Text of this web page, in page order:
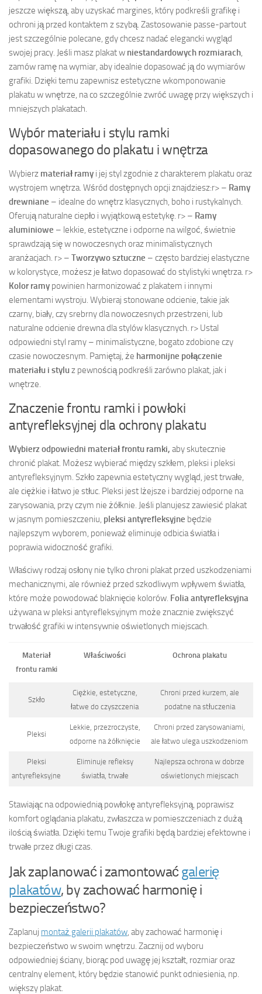
jeszcze większą, aby uzyskać margines, który podkreśli grafikę i
ochroni ją przed kontaktem z szybą. Zastosowanie passe-partout
jest szczególnie polecane, gdy chcesz nadać elegancki wygląd
swojej pracy. Jeśli masz plakat w niestandardowych rozmiarach
zamów ramę na wymiar, aby idealnie dopasować ją do wymiarów
grafiki. Dzięki temu zapewnisz estetyczne wkomponowanie
plakatu w wnętrze, na co szczególnie zwróć uwagę przy większych i
mniejszych plakatach.
Wybór materiału i stylu ramki
dopasowanego do plakatu i wnętrza
Wybierz materiał ramy i jej styl zgodnie z charakterem plakatu oraz
wystrojem wnętrza. Wśród dostępnych opcji znajdziesz:r> – Ramy
drewniane – idealne do wnętrz klasycznych, boho i rustykalnych.
Oferują naturalne ciepło i wyjątkową estetykę. r> – Ramy
aluminiowe – lekkie, estetyczne i odporne na wilgoć, świetnie
sprawdzają się w nowoczesnych oraz minimalistycznych
aranżacjach. r> – Tworzywo sztuczne – często bardziej elastyczne
w kolorystyce, możesz je łatwo dopasować do stylistyki wnętrza. r>
Kolor ramy powinien harmonizować z plakatem i innymi
elementami wystroju. Wybieraj stonowane odcienie, takie jak
czarny, biały, czy srebrny dla nowoczesnych przestrzeni, lub
naturalne odcienie drewna dla stylów klasycznych. r> Ustal
odpowiedni styl ramy – minimalistyczne, bogato zdobione czy
czasie nowoczesnym. Pamiętaj, że harmonijne połączenie
materiału i styluz pewnością podkreśli zarówno plakat, jak i
wnętrze.
Znaczenie frontu ramki i powłoki
antyrefleksyjnej dla ochrony plakatu
Wybierz odpowiedni materiał frontu ramki, aby skutecznie
chronić plakat. Możesz wybierać między szkłem, pleksi i pleksi
antyrefleksyjnym. Szkło zapewnia estetyczny wygląd, jest trwałe,
ale ciężkie i łatwo je stłuc. Pleksi jest lżejsze i bardziej odporne na
zarysowania, przy czym nie żółknie. Jeśli planujesz zawiesić plakat
w jasnym pomieszczeniu, pleksi antyrefleksyjne będzie
najlepszym wyborem, ponieważ eliminuje odbicia światła i
poprawia widoczność grafiki.
Właściwy rodzaj osłony nie tylko chroni plakat przed uszkodzeniami
mechanicznymi, ale również przed szkodliwym wpływem światła,
które może powodować blaknięcie kolorów. Folia antyrefleksyjna
używana w pleksi antyrefleksyjnym może znacznie zwiększyć
trwałość grafiki w intensywnie oświetlonych miejscach.
Materiał
frontu ramki
Właściwości Ochrona plakatu
Szkło
Ciężkie, estetyczne,
łatwe do czyszczenia
Chroni przed kurzem, ale
podatne na stłuczenia
Pleksi
Lekkie, przezroczyste,
odporne na żółknięcie
Chroni przed zarysowaniami,
ale łatwo ulega uszkodzeniom
Pleksi
antyrefleksyjne
Eliminuje refleksy
światła, trwałe
Najlepsza ochrona w dobrze
oświetlonych miejscach
Stawiając na odpowiednią powłokę antyrefleksyjną, poprawisz
komfort oglądania plakatu, zwłaszcza w pomieszczeniach z dużą
ilością światła. Dzięki temu Twoje grafiki będą bardziej efektowne i
trwałe przez długi czas.
Jak zaplanować i zamontowaćgalerię
plakatów, by zachować harmonię i
bezpieczeństwo?
Zaplanuj montaż galerii plakatów, aby zachować harmonię i
bezpieczeństwo w swoim wnętrzu. Zacznij od wyboru
odpowiedniej ściany, biorąc pod uwagę jej kształt, rozmiar oraz
centralny element, który będzie stanowić punkt odniesienia, np.
większy plakat.